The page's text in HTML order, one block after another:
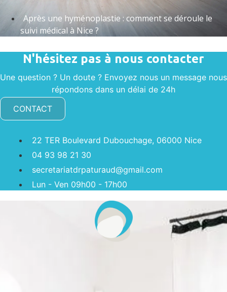
Après une hyménoplastie : comment se déroule le
suivi médical à Nice ?
N'hésitez pas à nous contacter
Une question ? Un doute ? Envoyez nous un message nous
répondons dans un délai de 24h
CONTACT
22 TER Boulevard Dubouchage, 06000 Nice
04 93 98 21 30
secretariatdrpaturaud@gmail.com
Lun - Ven 09h00 - 17h00